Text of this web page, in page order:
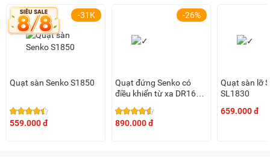
-31K
Quạt sàn Senko S1850
559.000 đ
-26%
Quạt đứng Senko có
điều khiển từ xa DR1608
890.000 đ
Quạt sàn lỡ
SL1830
659.000 đ